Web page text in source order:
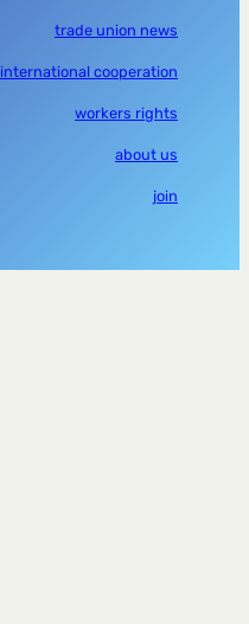
trade union news
international cooperation
workers rights
about us
join